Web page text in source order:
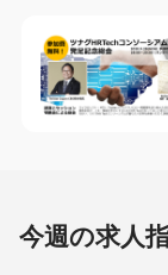
今週の求人